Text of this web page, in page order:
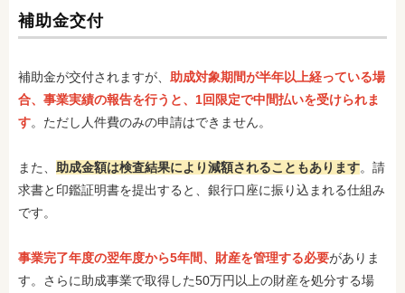
補助金交付
補助金が交付されますが、
助成対象期間が半年以上経っている場
合、事業実績の報告を行うと、1回限定で中間払いを受けられま
す。ただし人件費のみの申請はできません。
また、 助成金額は検査結果により減額されることもあります。請
求書と印鑑証明書を提出すると、銀行口座に振り込まれる仕組み
です。
事業完了年度の翌年度から5年間、財産を管理する必要がありま
す。さらに助成事業で取得した50万円以上の財産を処分する場